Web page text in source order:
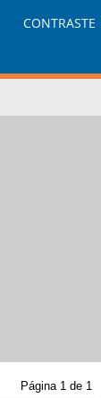
CONTRASTE
Página 1 de 1